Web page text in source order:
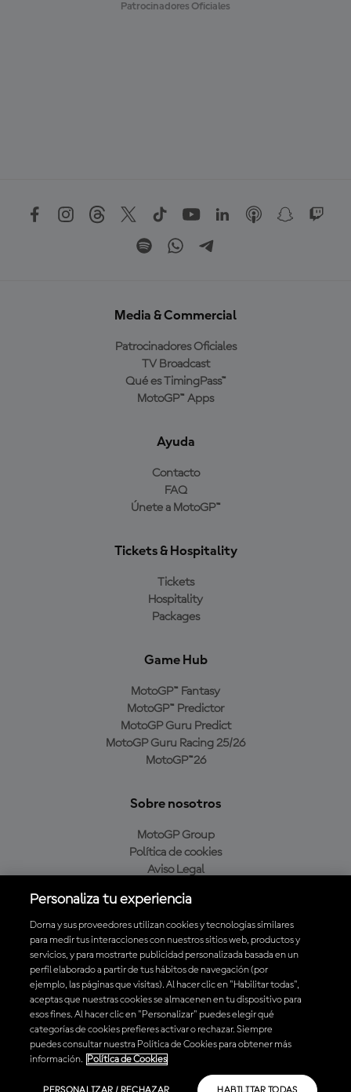
Patrocinadores Oficiales
Media & Commercial
Patrocinadores Oficiales
TV Broadcast
Qué es TimingPass™
MotoGP™ Apps
Ayuda
Contacto
FAQ
Únete a MotoGP™
Tickets & Hospitality
Tickets
Hospitality
Packages
Game Hub
MotoGP™ Fantasy
MotoGP™ Predictor
MotoGP Guru Predict
MotoGP Guru Racing 25/26
MotoGP™26
Sobre nosotros
MotoGP Group
Política de cookies
Aviso Legal
Política de compra
Descarga la aplicación oficial de MotoGP™
© 2026 MotoGP Sports Entertainment Group. Todos los derechos
reservados. Todas las marcas son propiedad de sus respectivos dueños.
Personaliza tu experiencia
Dorna y sus proveedores utilizan cookies y tecnologías similares
para medir tus interacciones con nuestros sitios web, productos y
servicios, y para mostrarte publicidad personalizada basada en un
perfil elaborado a partir de tus hábitos de navegación (por
ejemplo, las páginas que visitas). Al hacer clic en "Habilitar todas",
aceptas que nuestras cookies se almacenen en tu dispositivo para
esos fines. Al hacer clic en "Personalizar" puedes elegir qué
categorías de cookies prefieres activar o rechazar. Siempre
puedes consultar nuestra Política de Cookies para obtener más
información.
Política de Cookies